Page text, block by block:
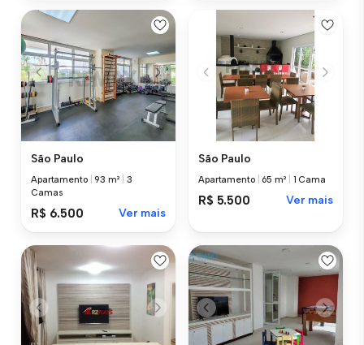
São Paulo
Apartamento |93 m²
3
Camas
R$ 6.500 Ver mais
São Paulo
Apartamento 65 m² 1 Cama
R$ 5.500 Ver mais